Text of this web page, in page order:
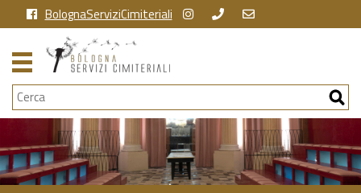
BolognaServiziCimiteriali
Cerca